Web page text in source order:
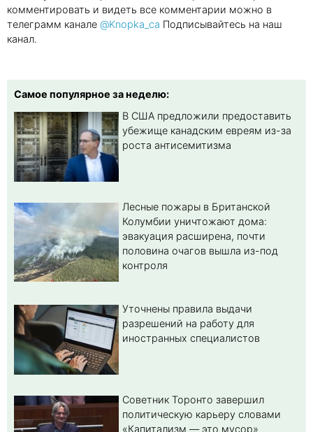
комментировать и видеть все комментарии можно в
телеграмм канале @Knopka_ca Подписывайтесь на наш
канал.
Самое популярное за неделю:
В США предложили предоставить
убежище канадским евреям из-за
роста антисемитизма
Лесные пожары в Британской
Колумбии уничтожают дома:
эвакуация расширена, почти
половина очагов вышла из-под
контроля
Уточнены правила выдачи
разрешений на работу для
иностранных специалистов
Советник Торонто завершил
политическую карьеру словами
«Капитализм — это мусор»